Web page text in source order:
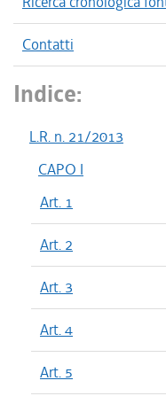
Contatti
Indice:
L.R. n. 21/2013
CAPO I
Art. 1
Art. 2
Art. 3
Art. 4
Art. 5